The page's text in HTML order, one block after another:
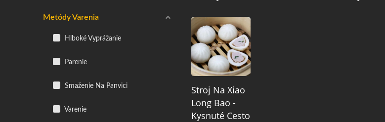
Metódy Varenia
Hlboké Vyprážanie
Parenie
Smaženie Na Panvici
Varenie
Stroj Na Xiao
Long Bao -
Kysnuté Cesto